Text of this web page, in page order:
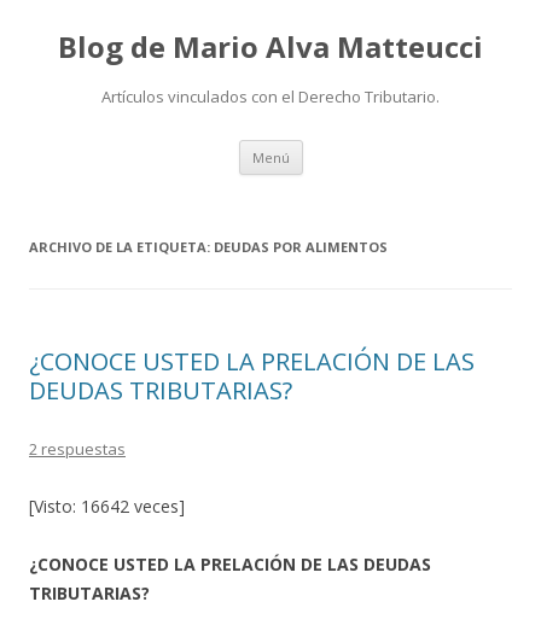
Blog de Mario Alva Matteucci
Artículos vinculados con el Derecho Tributario.
Menú Ir
contenido
ARCHIVO DE LA ETIQUETA: DEUDAS POR ALIMENTOS
¿CONOCE USTED LA PRELACIÓN DE LAS
DEUDAS TRIBUTARIAS?
2 respuestas
[Visto: 16642 veces]
¿CONOCE USTED LA PRELACIÓN DE LAS DEUDAS
TRIBUTARIAS?